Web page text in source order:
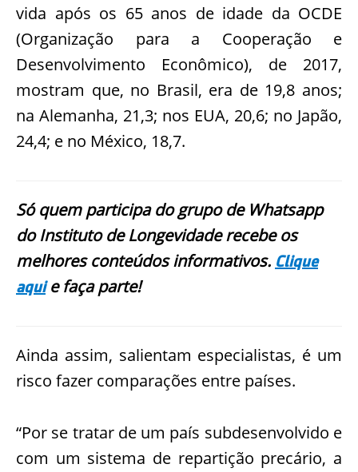
vida após os 65 anos de idade da OCDE
(Organização para a Cooperação e
Desenvolvimento Econômico), de 2017,
mostram que, no Brasil, era de 19,8 anos;
na Alemanha, 21,3; nos EUA, 20,6; no Japão,
24,4; e no México, 18,7.
Só quem participa do grupo de Whatsapp
do Instituto de Longevidade recebe os
melhores conteúdos informativos. Clique
aquie faça parte!
Ainda assim, salientam especialistas, é um
risco fazer comparações entre países.
“Por se tratar de um país subdesenvolvido e
com um sistema de repartição precário, a